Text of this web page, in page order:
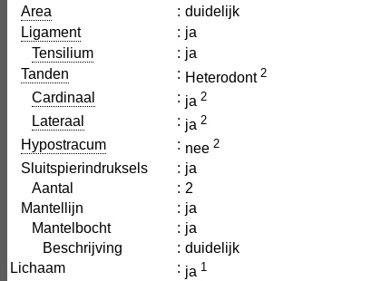
Area
: duidelijk
Ligament
: ja
Tensilium
: ja
Tanden
: Heterodont 2
Cardinaal : ja 2
Lateraal : ja 2
Hypostracum : nee 2
Sluitspierindruksels : ja
Aantal
: 2
Mantellijn
: ja
Mantelbocht
: ja
Beschrijving
: duidelijk
Lichaam
: ja 1